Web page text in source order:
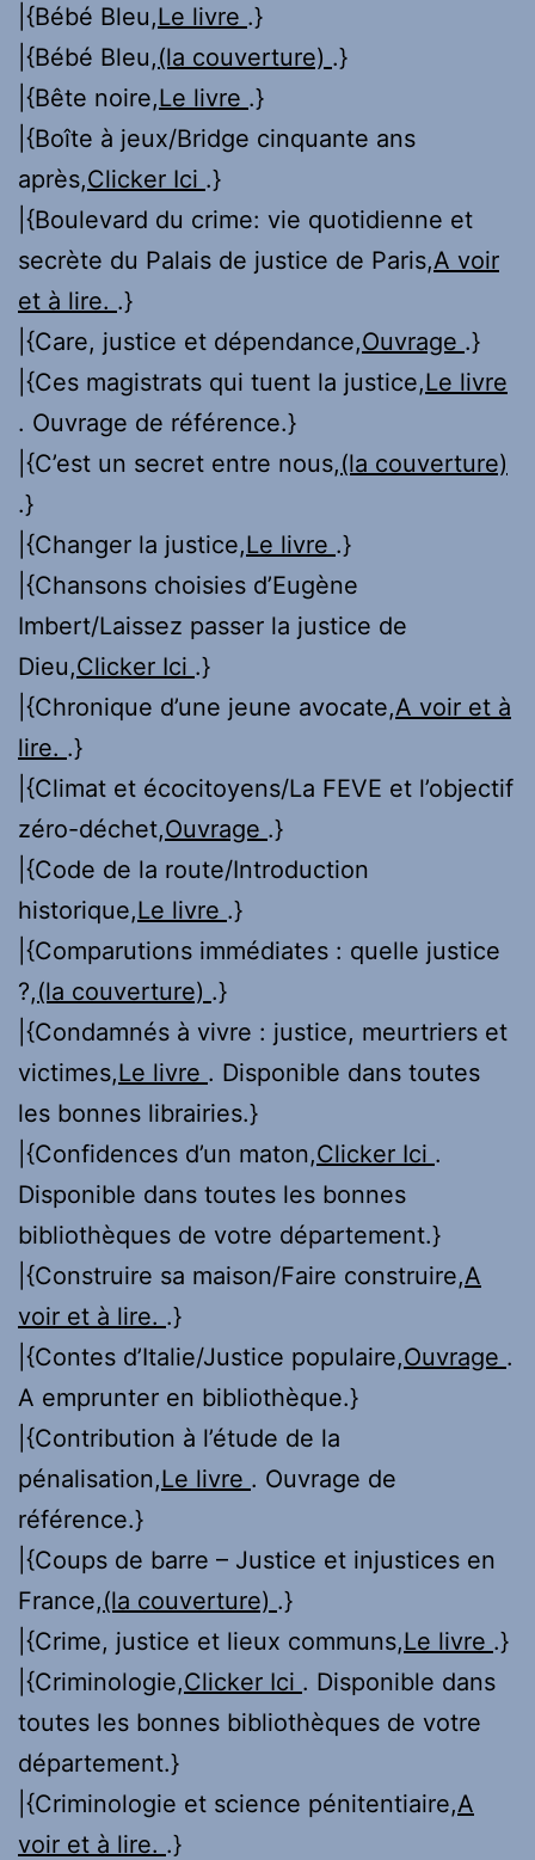
|{Bébé Bleu,Le livre .}
|{Bébé Bleu,(la couverture) .}
|{Bête noire,Le livre .}
|{Boîte à jeux/Bridge cinquante ans
après,Clicker Ici .}
|{Boulevard du crime: vie quotidienne et
secrète du Palais de justice de Paris,A voir
et à lire. .}
|{Care, justice et dépendance,Ouvrage .}
|{Ces magistrats qui tuent la justice,Le livre
. Ouvrage de référence.}
|{C’est un secret entre nous,(la couverture)
.}
|{Changer la justice,Le livre .}
|{Chansons choisies d’Eugène
Imbert/Laissez passer la justice de
Dieu,Clicker Ici .}
|{Chronique d’une jeune avocate,A voir et à
lire. .}
|{Climat et écocitoyens/La FEVE et l’objectif
zéro-déchet,Ouvrage .}
|{Code de la route/Introduction
historique,Le livre .}
|{Comparutions immédiates : quelle justice
?,(la couverture) .}
|{Condamnés à vivre : justice, meurtriers et
victimes,Le livre . Disponible dans toutes
les bonnes librairies.}
|{Confidences d’un maton,Clicker Ici .
Disponible dans toutes les bonnes
bibliothèques de votre département.}
|{Construire sa maison/Faire construire,A
voir et à lire. .}
|{Contes d’Italie/Justice populaire,Ouvrage .
A emprunter en bibliothèque.}
|{Contribution à l’étude de la
pénalisation,Le livre . Ouvrage de
référence.}
|{Coups de barre – Justice et injustices en
France,(la couverture) .}
|{Crime, justice et lieux communs,Le livre .}
|{Criminologie,Clicker Ici . Disponible dans
toutes les bonnes bibliothèques de votre
département.}
|{Criminologie et science pénitentiaire,A
voir et à lire. .}